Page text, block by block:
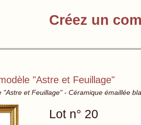
Créez un
"Astre et Feuillage"
"Astre et Feuillage" - Céramique émaillée
Lot n° 20